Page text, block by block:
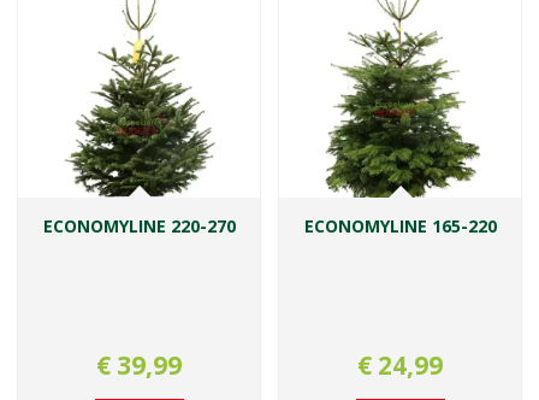
ECONOMYLINE 220-270
€ 39,99
ECONOMYLINE 165-220
€ 24,99